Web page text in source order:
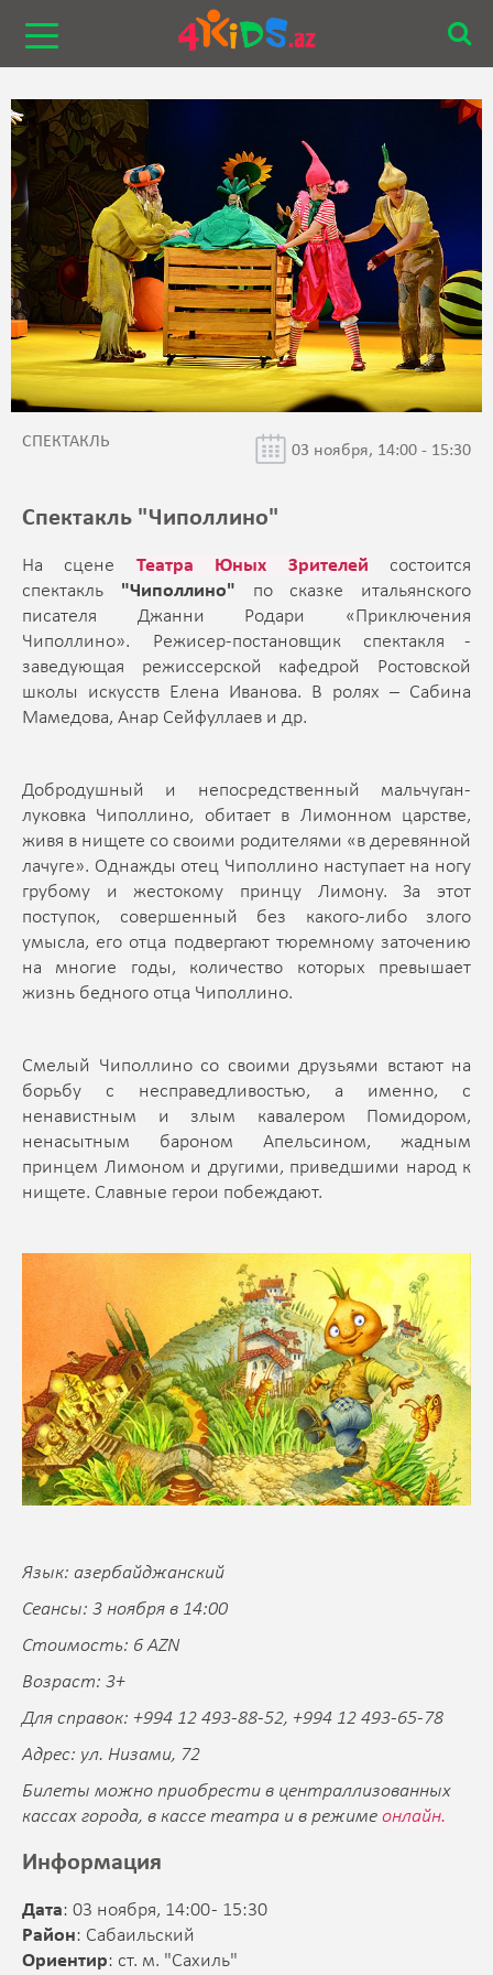
СПЕКТАКЛЬ 03 ноября, 14:00 - 15:30
Спектакль "Чиполлино"
На сцене Театра Юных Зрителей состоится
спектакль
"Чиполлино" по сказке итальянского
писателя Джанни Родари «Приключения
Чиполлино». Режисер-постановщик спектакля -
заведующая режиссерской кафедрой Ростовской
школы искусств Елена Иванова. В ролях – Сабина
Мамедова, Анар Сейфуллаев и др.
Добродушный и непосредственный мальчуган-
луковка Чиполлино, обитает в Лимонном царстве,
живя в нищете со своими родителями «в деревянной
лачуге». Однажды отец Чиполлино наступает на ногу
грубому и жестокому принцу Лимону. За этот
поступок, совершенный без какого-либо злого
умысла, его отца подвергают тюремному заточению
на многие годы, количество которых превышает
жизнь бедного отца Чиполлино.
Смелый Чиполлино со своими друзьями встают на
борьбу с несправедливостью, а именно, с
ненавистным и злым кавалером Помидором,
ненасытным бароном Апельсином, жадным
принцем Лимоном и другими, приведшими народ к
нищете. Славные герои побеждают.
Язык: азербайджанский
Сеансы: 3 ноября в 14:00
Стоимость: 6 AZN
Возраст: 3+
Для справок: +994 12 493-88-52, +994 12 493-65-78
Адрес: ул. Низами, 72
Билеты можно приобрести в централлизованных
кассах города, в кассе театра и в режиме онлайн.
Информация
Дата: 03 ноября, 14:00 - 15:30
Район: Сабаильский
Ориентир: ст. м. "Сахиль"